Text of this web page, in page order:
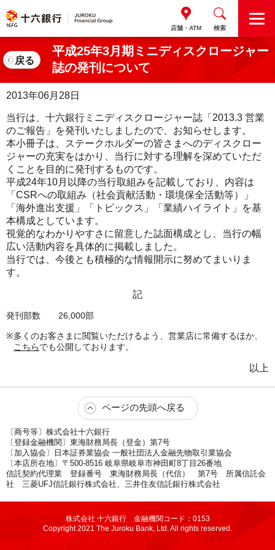
検索
店舗・ATM
M
平成25年3月期ミニディスクロージャー
誌の発刊について
戻る
2013年06月28日
当行は、十六銀行ミニディスクロージャー誌「2013.3 営業
のご報告」を発刊いたしましたので、お知らせします。
本小冊子は、ステークホルダーの皆さまへのディスクロー
ジャーの充実をはかり、当行に対する理解を深めていただ
くことを目的に発刊するものです。
平成24年10月以降の当行取組みを記載しており、内容は
「CSRへの取組み（社会貢献活動・環境保全活動等）」
「海外進出支援」「トピックス」「業績ハイライト」を基
本構成としています。
視覚的なわかりやすさに留意した誌面構成とし、当行の幅
広い活動内容を具体的に掲載しました。
当行では、今後とも積極的な情報開示に努めてまいりま
す。
記
発刊部数 26,000部
※多くのお客さまに閲覧いただけるよう、営業店に常備するほか、
こちらでも公開しております。
以上
ページの先頭へ戻る
〔商号等〕株式会社十六銀行
〔登録金融機関〕東海財務局長（登金）第7号
〔加入協会〕日本証券業協会 一般社団法人金融先物取引業協会
〔本店所在地〕〒500-8516 岐阜県岐阜市神田町8丁目26番地
信託契約代理業 登録番号 東海財務局長（代信） 第7号 所属信託会
社 三菱UFJ信託銀行株式会社、三井住友信託銀行株式会社
株式会社 十六銀行 金融機関コード：0153
Copyright 2021 The Juroku Bank, Ltd. All rights reserved.